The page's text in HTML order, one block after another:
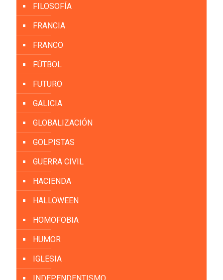
FILOSOFÍA
FRANCIA
FRANCO
FÚTBOL
FUTURO
GALICIA
GLOBALIZACIÓN
GOLPISTAS
GUERRA CIVIL
HACIENDA
HALLOWEEN
HOMOFOBIA
HUMOR
IGLESIA